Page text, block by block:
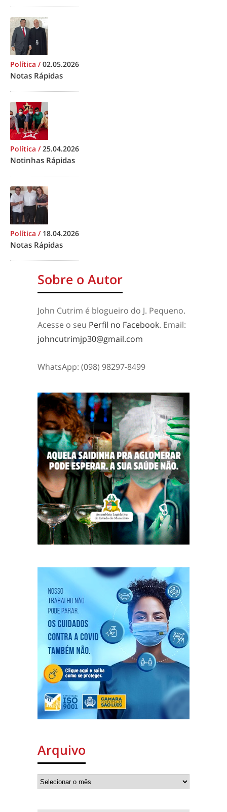
Política /02.05.2026
Notas Rápidas
Política /25.04.2026
Notinhas Rápidas
Política / 18.04.2026
Notas Rápidas
Sobre o Autor
John Cutrim é blogueiro do J. Pequeno.
Acesse o seu Perfil no Facebook. Email:
johncutrimjp30@gmail.com
WhatsApp: (098) 98297-8499
Arquivo